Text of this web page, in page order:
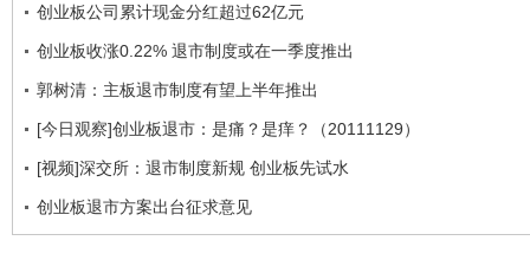
创业板公司累计现金分红超过62亿元
创业板收涨0.22% 退市制度或在一季度推出
郭树清：主板退市制度有望上半年推出
[今日观察]创业板退市：是痛？是痒？（20111129）
[视频]深交所：退市制度新规 创业板先试水
创业板退市方案出台征求意见